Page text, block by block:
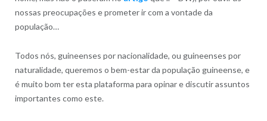
nossas preocupações e prometer ir com a vontade da
população…
Todos nós, guineenses por nacionalidade, ou guineenses por
naturalidade, queremos o bem-estar da população guineense, e
é muito bom ter esta plataforma para opinar e discutir assuntos
importantes como este.